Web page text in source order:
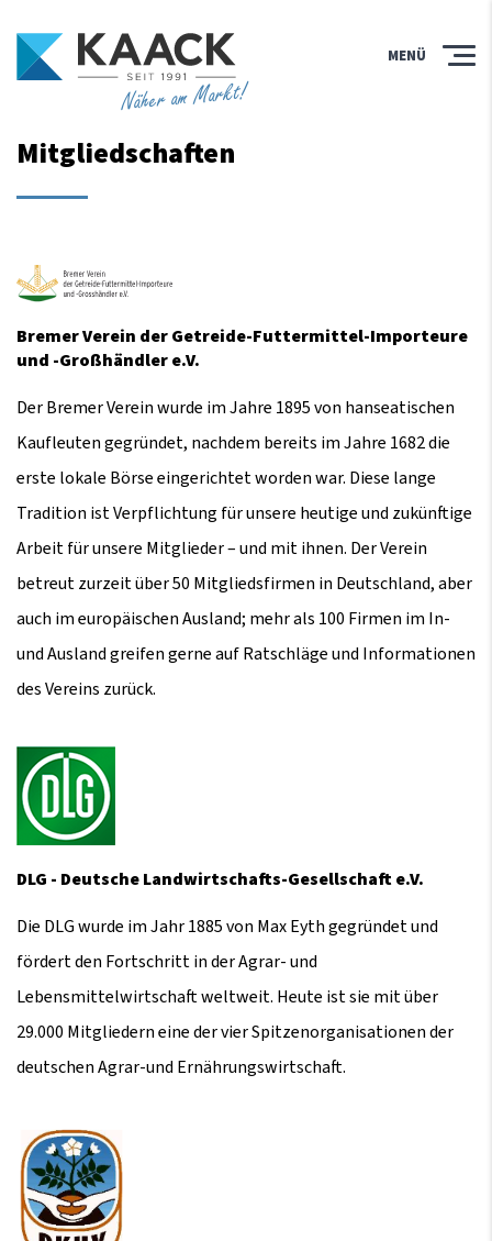
Näher am Markt!
MENÜ
Mitgliedschaften
Bremer Verein der Getreide-Futtermittel-Importeure
und -Großhändler e.V.
Der Bremer Verein wurde im Jahre 1895 von hanseatischen
Kaufleuten gegründet, nachdem bereits im Jahre 1682 die
erste lokale Börse eingerichtet worden war. Diese lange
Tradition ist Verpflichtung für unsere heutige und zukünftige
Arbeit für unsere Mitglieder – und mit ihnen. Der Verein
betreut zurzeit über 50 Mitgliedsfirmen in Deutschland, aber
auch im europäischen Ausland; mehr als 100 Firmen im In-
und Ausland greifen gerne auf Ratschläge und Informationen
des Vereins zurück.
DLG - Deutsche Landwirtschafts-Gesellschaft e.V.
Die DLG wurde im Jahr 1885 von Max Eyth gegründet und
fördert den Fortschritt in der Agrar- und
Lebensmittelwirtschaft weltweit. Heute ist sie mit über
29.000 Mitgliedern eine der vier Spitzenorganisationen der
deutschen Agrar-und Ernährungswirtschaft.